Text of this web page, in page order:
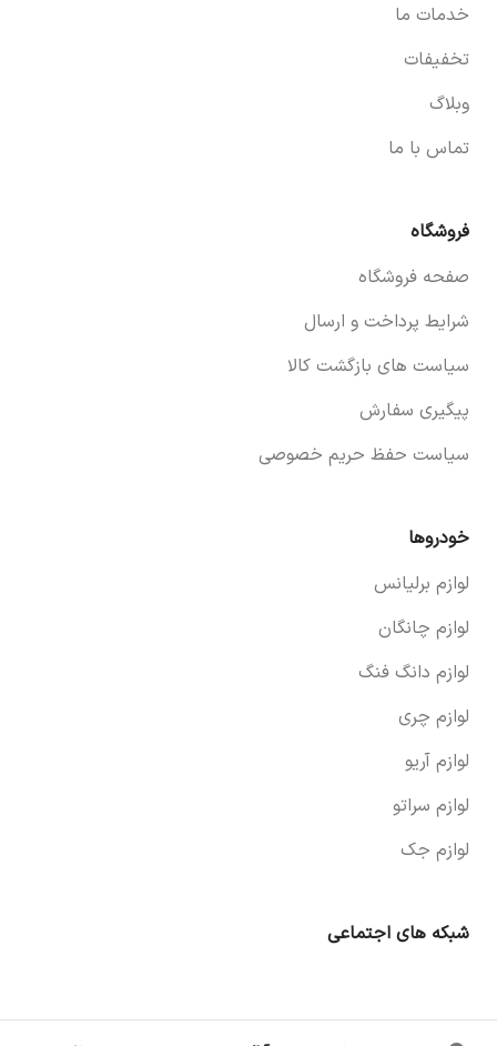
خدمات ما
تخفیفات
وبلاگ
تماس با ما
فروشگاه
صفحه فروشگاه
شرایط پرداخت و ارسال
سیاست های بازگشت کالا
پیگیری سفارش
سیاست حفظ حریم خصوصی
خودروها
لوازم برلیانس
لوازم چانگان
لوازم دانگ فنگ
لوازم چری
لوازم آریو
لوازم سراتو
لوازم جک
شبکه های اجتماعی